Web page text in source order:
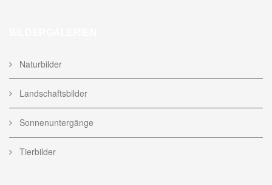
Naturbilder
Landschaftsbilder
Sonnenuntergänge
Tierbilder